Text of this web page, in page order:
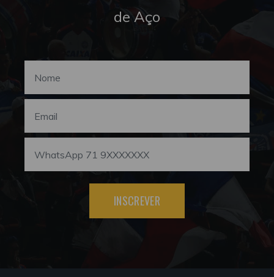
de Aço
INSCREVER